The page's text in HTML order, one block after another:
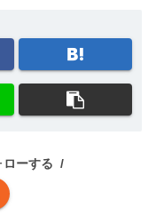
ーする